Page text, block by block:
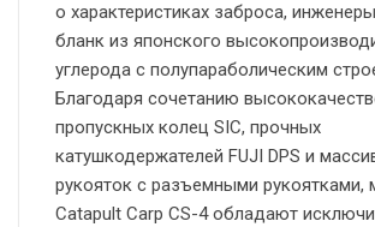
о характеристиках заброса,
бланк из японского
углерода с полупараболическим
Благодаря сочетанию
пропускных колец SIC, прочных
катушкодержателей FUJI DPS и
рукояток с разъемными рукоятками,
Catapult Carp CS-4 обладают